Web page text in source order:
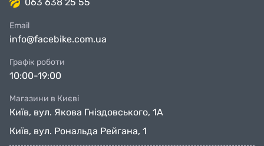
Email
info@facebike.com.ua
Графік роботи
10:00-19:00
Магазини в Києві
Київ, вул. Якова Гніздовського, 1А
Київ, вул. Рональда Рейгана, 1